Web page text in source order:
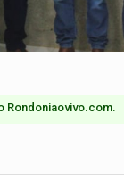
Rondoniaovivo.com.​